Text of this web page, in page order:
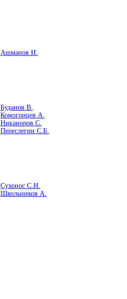
Ашманов И.
Буданов В.
Комогорцев А.
Никаноров С.
Переслегин С.Б.
Сухонос С.И.
Школьников А.